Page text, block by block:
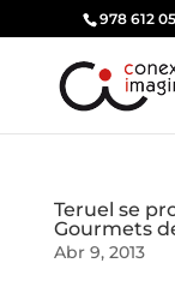
978 612
Teruel se
Gourmets
Abr 9, 2013